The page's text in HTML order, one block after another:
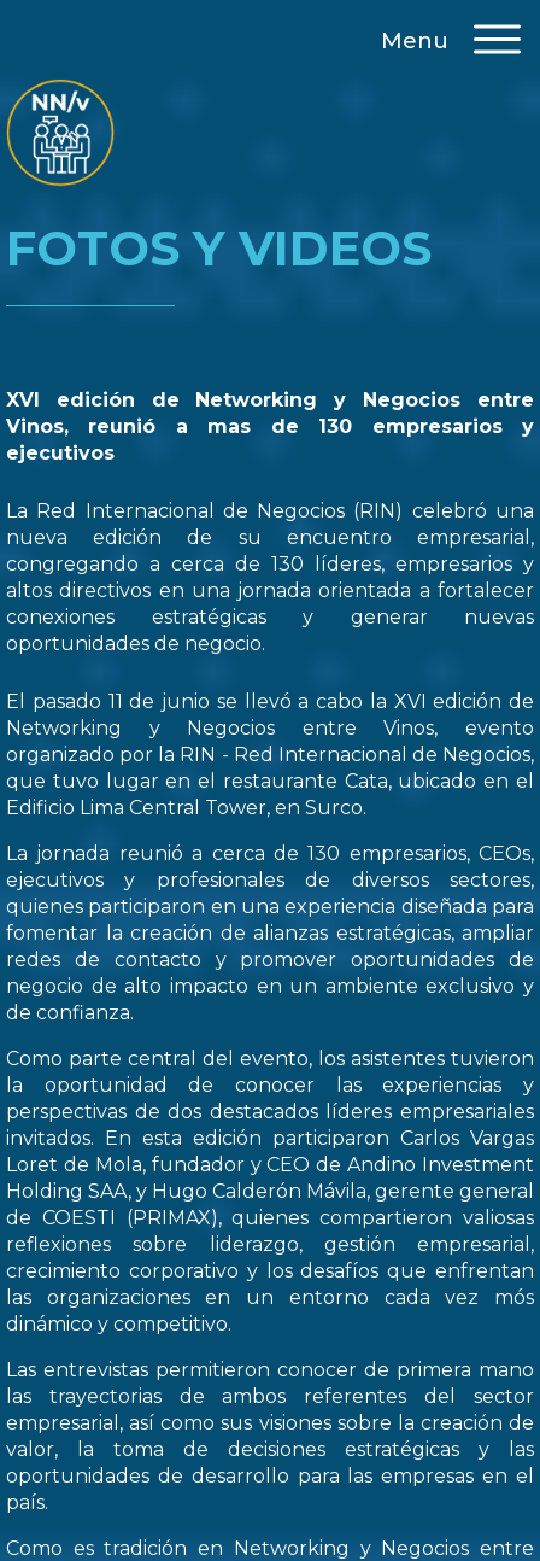
Menu
FOTOS Y VIDEOS
XVI edición de Networking y Negocios entre
Vinos, reunió a mas de 130 empresarios y
ejecutivos
La Red Internacional de Negocios (RIN) celebró una
nueva edición de su encuentro empresarial,
congregando a cerca de 130 líderes, empresarios y
altos directivos en una jornada orientada a fortalecer
conexiones estratégicas y generar nuevas
oportunidades de negocio.
El pasado 11 de junio se llevó a cabo la XVI edición de
Networking y Negocios entre Vinos, evento
organizado por la RIN - Red Internacional de Negocios,
que tuvo lugar en el restaurante Cata, ubicado en el
Edificio Lima Central Tower, en Surco.
La jornada reunió a cerca de 130 empresarios, CEOs,
ejecutivos y profesionales de diversos sectores,
quienes participaron en una experiencia diseñada para
fomentar la creación de alianzas estratégicas, ampliar
redes de contacto y promover oportunidades de
negocio de alto impacto en un ambiente exclusivo y
de confianza.
Como parte central del evento, los asistentes tuvieron
la oportunidad de conocer las experiencias y
perspectivas de dos destacados líderes empresariales
invitados. En esta edición participaron Carlos Vargas
Loret de Mola, fundador y CEO de Andino Investment
Holding SAA, y Hugo Calderón Mávila, gerente general
de COESTI (PRIMAX), quienes compartieron valiosas
reflexiones sobre liderazgo, gestión empresarial,
crecimiento corporativo y los desafíos que enfrentan
las organizaciones en un entorno cada vez mós
dinámico y competitivo.
Las entrevistas permitieron conocer de primera mano
las trayectorias de ambos referentes del sector
empresarial, así como sus visiones sobre la creación de
valor, la toma de decisiones estratégicas y las
oportunidades de desarrollo para las empresas en el
país.
Como es tradición en Networking y Negocios entre